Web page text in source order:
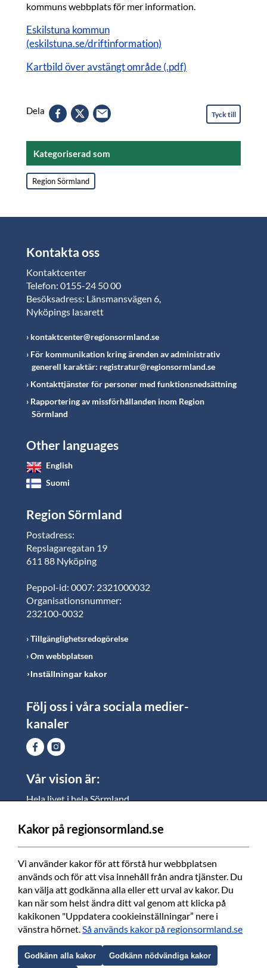
kommuns webbplats för mer information.
Eskilstuna kommun
(eskilstuna.se/driftinformation)
Kartbild över avstängt område (.pdf)
Dela Tyck till
Kategoriserad som
Region Sörmland
Kontakta oss
Kontaktcenter
Telefon: 0155-24 50 00
Besöksadress: Länsmansvägen 6,
Nyköpings lasarett
kontaktcenter@regionsormland.se
För kommunikation kring ärenden av administrativ
generell karaktär: registratur@regionsormland.se
Kontakttjänster för personer med funktionsnedsättning
Rapportering av missförhållanden inom Region
Sörmland
Other languages
English
Suomi
Region Sörmland
Postadress:
Repslagaregatan 19
611 88 Nyköping
Peppol-id: 0007: 2321000032
Organisationsnummer:
232100-0032
Tillgänglighetsredogörelse
Om webbplatsen
Inställningar kakor
Följ oss i våra sociala medier-
kanaler
Vår vision är:
Hela livet i hela Sörmland.
vi vill skapa jämlika möjligheter för både
medarbetare och invånare att växa.
Vi är en tillgänglig region som varje dag förbättrar
livskvaliteten för alla som bor och verkar i Sörmland.
Vi är en pålitlig samhällsaktör som använder våra
resurser för en positiv utveckling i ett välmående län.
Tillsammans finns vi här när det bästa händer och
när det värsta inträffar.
Kakor på regionsormland.se
Vi använder kakor för att förstå hur webbplatsen
används och för att visa innehåll från andra tjänster. Du
kan välja att godkänna alla eller ett urval av kakor. Du
kan när som helst ändra ditt val genom att klicka på
kakikonen "Uppdatera cookieinställningar” nere i
vänstra hörnet. Så används kakor på regionsormland.se
Godkänn alla kakor Godkänn nödvändiga kakor